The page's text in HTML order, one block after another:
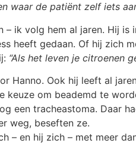
waar de patiënt zelf iets
– ik volg hem al jaren. Hij
heeft gedaan. Of hij zich
“Als het leven je citroenen
Hanno. Ook hij leeft al
keuze om beademd te
een tracheastoma. Daar
weg, beseften ze.
– en hij zich – met meer